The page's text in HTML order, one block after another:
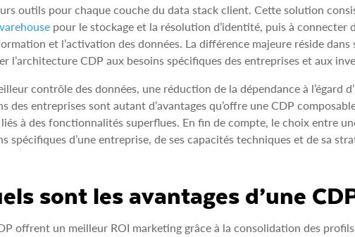
outils pour chaque couche du data stack client. Cette solution
pour le stockage et la résolution d’identité, puis à connecter
et l’activation des données. La différence majeure réside
l’architecture CDP aux besoins spécifiques des entreprises et aux
contrôle des données, une réduction de la dépendance à l’égard
des entreprises sont autant d’avantages qu’offre une CDP
à des fonctionnalités superflues. En fin de compte, le choix entre
spécifiques d’une entreprise, de ses capacités techniques et de sa
sont les avantages d’une
offrent un meilleur ROI marketing grâce à la consolidation des